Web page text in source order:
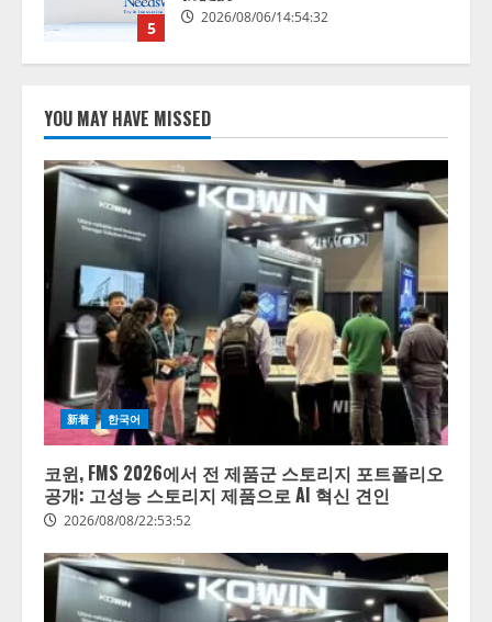
1
【開催報告】次世代AIプラットフ
スに関する記者発表会を開催
lmessage、MCP接続機能を強化
し、AIから設定操作できる機能を
拡充
2026/08/07/13:53:50
3
【2026年企業のAI導入・活用に関
する調査】AIを組織として導入で
きている企業は26.8％。AI導入企
業の68.0％が、自社でのAI導入・
活用は「上手くいっている」と回
答
2026/08/07/13:53:50
ナレッジワーク、AIエンジニア油
井 誠（@myui）が入社。「セール
スAIエージェントOS」「営業領域
の業界特化LLM」の開発とAI研究
開発をリード
2026/08/07/10:54:31
YOU MAY HAVE MISSED
新着 한국어
코윈, FMS 2026에서 전 제품군 스토리지 포트폴리오
공개: 고성능 스토리지 제품으로 AI 혁신 견인
2026/08/08/22:53:52